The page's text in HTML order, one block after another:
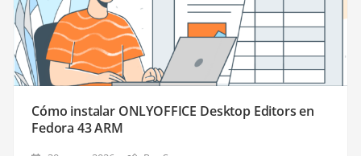
Cómo instalar ONLYOFFICE Desktop Editors en
Fedora 43 ARM